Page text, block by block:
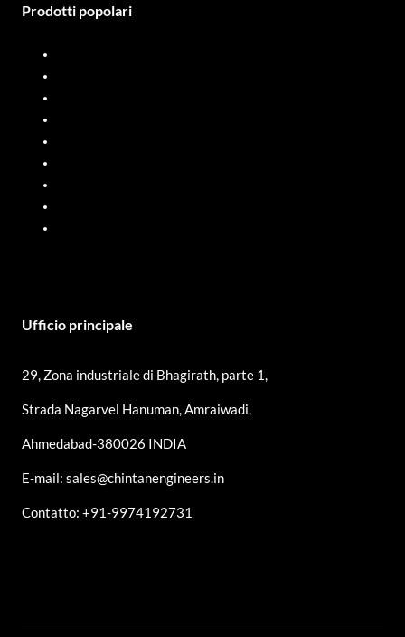
Prodotti popolari
Ufficio principale
29, Zona industriale di Bhagirath, parte 1,
Strada Nagarvel Hanuman, Amraiwadi,
Ahmedabad-380026 INDIA
E-mail: sales@chintanengineers.in
Contatto: +91-9974192731